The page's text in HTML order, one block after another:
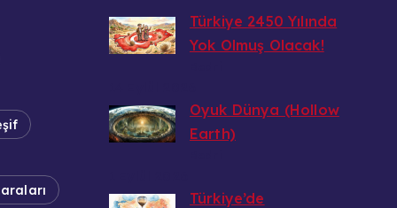
Türkiye 2450 Yılında
Yok Olmuş Olacak!
Oyuk Dünya (Hollow
Earth)
Türkiye’de